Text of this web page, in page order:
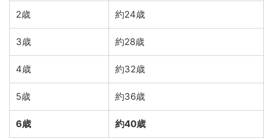
2歳 約24歳
3歳 約28歳
4歳 約32歳
5歳 約36歳
6歳 約40歳